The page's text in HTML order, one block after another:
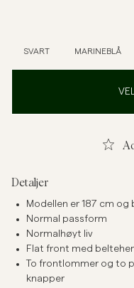
T-skjorter
Undertøy
SVART MARINEBLÅ
Detaljer
Modellen er 187 cm og
Normal passform
Normalhøyt liv
Flat front med
To frontlommer og to
knapper